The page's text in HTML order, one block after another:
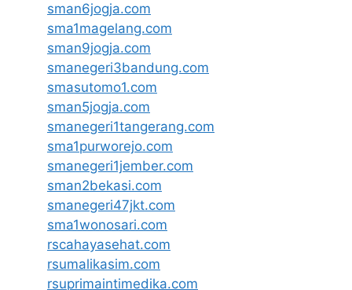
sman6jogja.com
sma1magelang.com
sman9jogja.com
smanegeri3bandung.com
smasutomo1.com
sman5jogja.com
smanegeri1tangerang.com
sma1purworejo.com
smanegeri1jember.com
sman2bekasi.com
smanegeri47jkt.com
sma1wonosari.com
rscahayasehat.com
rsumalikasim.com
rsuprimaintimedika.com